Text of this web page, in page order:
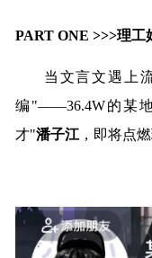
PART ONE >>>理工
当文言文遇上
编"——36.4W的某
才"潘子江，即将点燃